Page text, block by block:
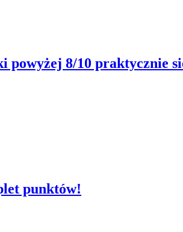
powyżej 8/10 praktycznie
punktów!